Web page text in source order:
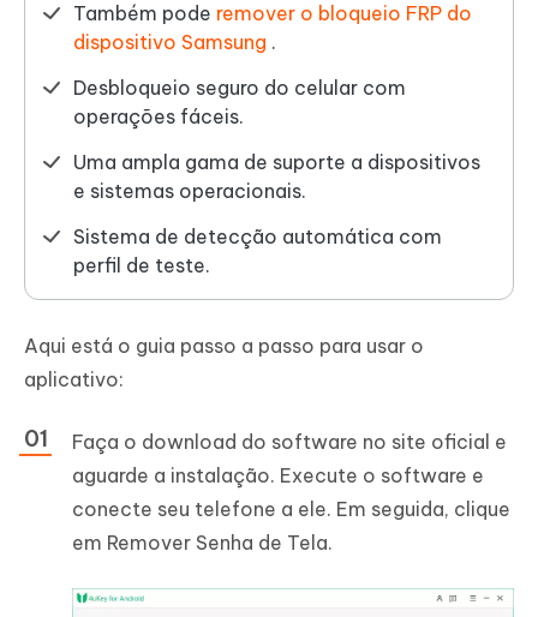
Também pode remover o bloqueio FRP do
dispositivo Samsung .
Desbloqueio seguro do celular com
operações fáceis.
Uma ampla gama de suporte a dispositivos
e sistemas operacionais.
Sistema de detecção automática com
perfil de teste.
Aqui está o guia passo a passo para usar o
aplicativo:
Faça o download do software no site oficial e
aguarde a instalação. Execute o software e
conecte seu telefone a ele. Em seguida, clique
em Remover Senha de Tela.